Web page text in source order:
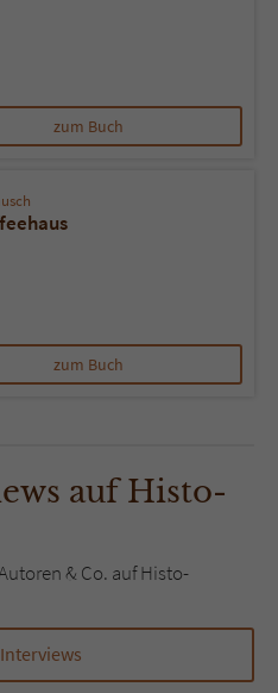
zum Buch
zum Buch
auf Histo-
& Co. auf Histo-